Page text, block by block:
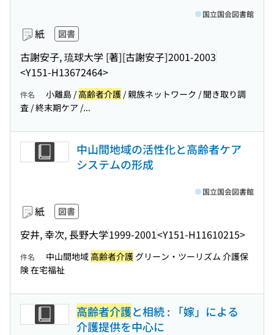
紙 図書
古謝安子, 琉球大学 [著][古謝安子]2001-2003
<Y151-H13672464>
国立国会図書館
件名 小離島 /高齢者介護 / 親族ネットワーク / 聞き取り調
査 / 終末期ケア /...
中山間地域の活性化と高齢者ケア
システムの形成
紙 図書
安井, 幸次, 長野大学1999-2001<Y151-H11610215>
国立国会図書館
件名 中山間地域 高齢者介護 グリーン・ツーリズム 介護保
険 在宅福祉
高齢者介護と相続 : 「嫁」による
介護提供を中心に